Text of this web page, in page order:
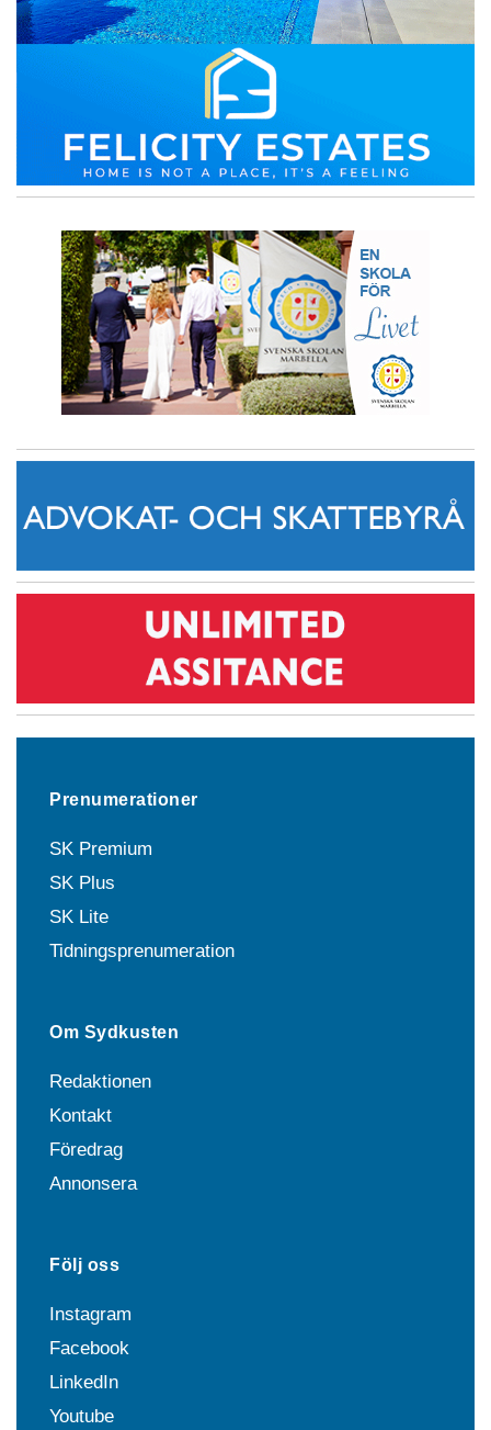
Prenumerationer
SK Premium
SK Plus
SK Lite
Tidningsprenumeration
Om Sydkusten
Redaktionen
Kontakt
Föredrag
Annonsera
Följ oss
Instagram
Facebook
LinkedIn
Youtube